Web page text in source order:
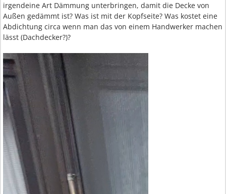
irgendeine Art Dämmung unterbringen, damit die Decke von
Außen gedämmt ist? Was ist mit der Kopfseite? Was kostet eine
Abdichtung circa wenn man das von einem Handwerker machen
lässt (Dachdecker?)?